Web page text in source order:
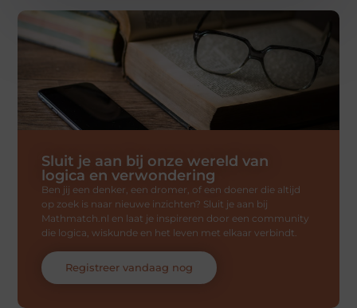
Sluit je aan bij onze wereld van
logica en verwondering
Ben jij een denker, een dromer, of een doener die altijd
op zoek is naar nieuwe inzichten? Sluit je aan bij
Mathmatch.nl en laat je inspireren door een community
die logica, wiskunde en het leven met elkaar verbindt.
Registreer vandaag nog